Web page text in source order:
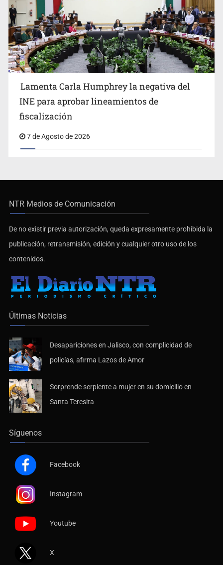
Lamenta Carla Humphrey la negativa del
INE para aprobar lineamientos de
fiscalización
7 de Agosto de 2026
NTR Medios de Comunicación
De no existir previa autorización, queda expresamente prohibida la
publicación, retransmisión, edición y cualquier otro uso de los
contenidos.
Últimas Noticias
Desapariciones en Jalisco, con complicidad de
policías, afirma Lazos de Amor
Sorprende serpiente a mujer en su domicilio en
Santa Teresita
Síguenos
Facebook
Instagram
Youtube
X